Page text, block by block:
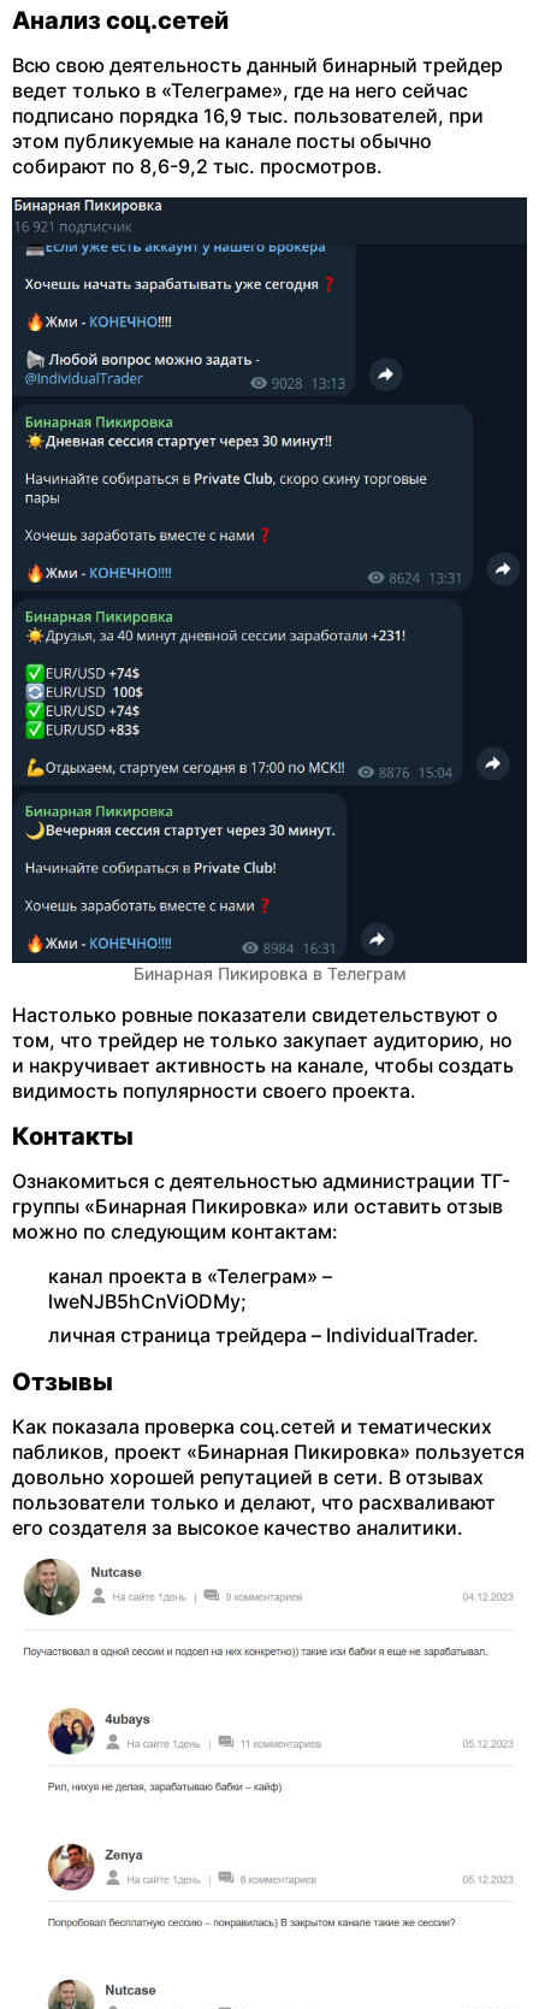
Анализ соц.сетей
Всю свою деятельность данный бинарный трейдер
ведет только в «Телеграме», где на него сейчас
подписано порядка 16,9 тыс. пользователей, при
этом публикуемые на канале посты обычно
собирают по 8,6-9,2 тыс. просмотров.
Бинарная Пикировка в Телеграм
Настолько ровные показатели свидетельствуют о
том, что трейдер не только закупает аудиторию, но
и накручивает активность на канале, чтобы создать
видимость популярности своего проекта.
Контакты
Ознакомиться с деятельностью администрации ТГ-
группы «Бинарная Пикировка» или оставить отзыв
можно по следующим контактам:
канал проекта в «Телеграм» –
lweNJB5hCnViODMy;
личная страница трейдера – IndividualTrader.
Отзывы
Как показала проверка соц.сетей и тематических
пабликов, проект «Бинарная Пикировка» пользуется
довольно хорошей репутацией в сети. В отзывах
пользователи только и делают, что расхваливают
его создателя за высокое качество аналитики.